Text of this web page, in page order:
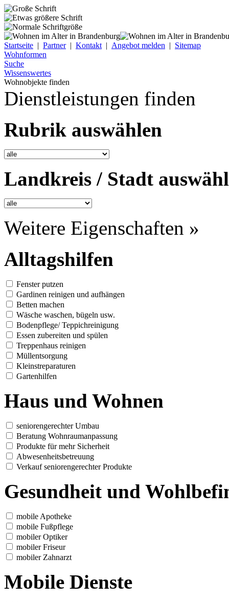
Startseite | Partner| Kontakt | Angebot melden | Sitemap
Wohnformen
Suche
Wissenswertes
Wohnobjekte finden
Dienstleistungen finden
Rubrik auswählen
Landkreis / Stadt
Weitere Eigenschaften »
Alltagshilfen
Fenster putzen
Gardinen reinigen und aufhängen
Betten machen
Wäsche waschen, bügeln usw.
Bodenpflege/ Teppichreinigung
Essen zubereiten und spülen
Treppenhaus reinigen
Müllentsorgung
Kleinstreparaturen
Gartenhilfen
Haus und Wohnen
seniorengerechter Umbau
Beratung Wohnraumanpassung
Produkte für mehr Sicherheit
Abwesenheitsbetreuung
Verkauf seniorengerechter Produkte
Gesundheit und
mobile Apotheke
mobile Fußpflege
mobiler Optiker
mobiler Friseur
mobiler Zahnarzt
Mobile Dienste